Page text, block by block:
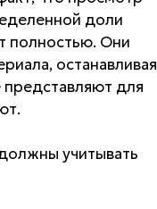
доли
полностью. Они
останавливая
представляют для
учитывать